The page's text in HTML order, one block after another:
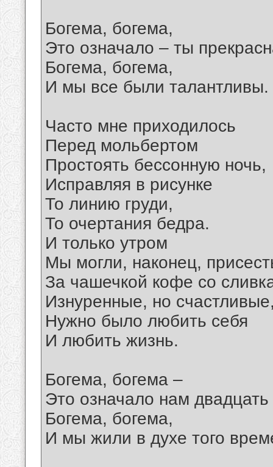
Богема, богема,
Это означало – ты
Богема, богема,
И мы все были талантливы.
Часто мне приходилось
Перед мольбертом
Простоять бессонную ночь,
Исправляя в рисунке
То линию груди,
То очертания бедра.
И только утром
Мы могли, наконец,
За чашечкой кофе со
Изнуренные, но
Нужно было любить себя
И любить жизнь.
Богема, богема –
Это означало нам двадцать
Богема, богема,
И мы жили в духе того